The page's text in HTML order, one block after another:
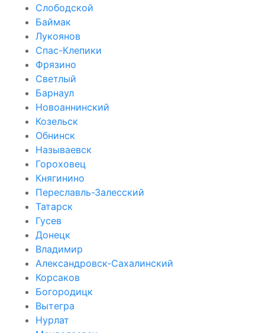
Слободской
Баймак
Лукоянов
Спас-Клепики
Фрязино
Светлый
Барнаул
Новоаннинский
Козельск
Обнинск
Называевск
Гороховец
Княгинино
Переславль-Залесский
Татарск
Гусев
Донецк
Владимир
Александровск-Сахалинский
Корсаков
Богородицк
Вытегра
Нурлат